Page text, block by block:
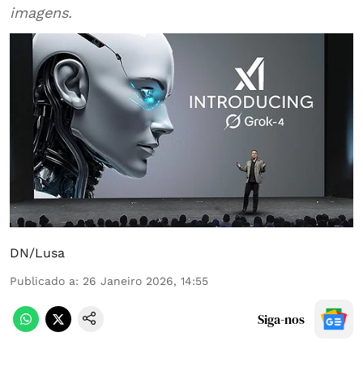
imagens.
DN/Lusa
Publicado a: 26 Janeiro 2026, 14:55
Siga-nos